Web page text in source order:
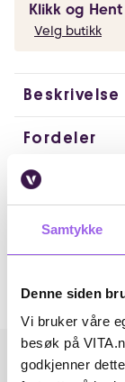
Samtykke
Denne siden
Vi bruker våre
besøk på
godkjenner
Klikk og Hent
Velg butikk
Beskrivelse
Fordeler
Ingredienser
Artikkelnummer:
Omtaler
Andre har